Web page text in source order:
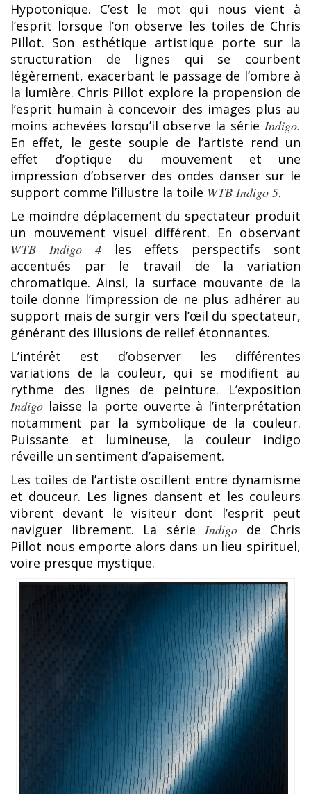
Hypotonique. C’est le mot qui nous vient à
l’esprit lorsque l’on observe les toiles de Chris
Pillot. Son esthétique artistique porte sur la
structuration de lignes qui se courbent
légèrement, exacerbant le passage de l’ombre à
la lumière. Chris Pillot explore la propension de
l’esprit humain à concevoir des images plus au
moins achevées lorsqu’il observe la série Indigo.
En effet, le geste souple de l’artiste rend un
effet d’optique du mouvement et une
impression d’observer des ondes danser sur le
support comme l’illustre la toile WTB Indigo 5.
Le moindre déplacement du spectateur produit
un mouvement visuel différent. En observant
WTB Indigo 4 les effets perspectifs sont
accentués par le travail de la variation
chromatique. Ainsi, la surface mouvante de la
toile donne l’impression de ne plus adhérer au
support mais de surgir vers l’œil du spectateur,
générant des illusions de relief étonnantes.
L’intérêt est d’observer les différentes
variations de la couleur, qui se modifient au
rythme des lignes de peinture. L’exposition
Indigo laisse la porte ouverte à l’interprétation
notamment par la symbolique de la couleur.
Puissante et lumineuse, la couleur indigo
réveille un sentiment d’apaisement.
Les toiles de l’artiste oscillent entre dynamisme
et douceur. Les lignes dansent et les couleurs
vibrent devant le visiteur dont l’esprit peut
naviguer librement. La série Indigode Chris
Pillot nous emporte alors dans un lieu spirituel,
voire presque mystique.